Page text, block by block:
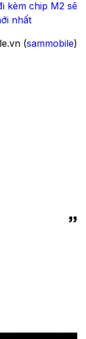
kèm chip M2 sẽ
nhất
(sammobile)